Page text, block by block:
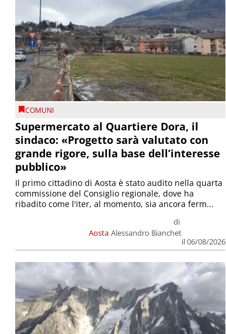
COMUNI
Supermercato al Quartiere Dora, il
sindaco: «Progetto sarà valutato con
grande rigore, sulla base dell’interesse
pubblico»
Aosta
di
Alessandro Bianchet
il 06/08/2026
Il primo cittadino di Aosta è stato audito nella quarta
commissione del Consiglio regionale, dove ha
ribadito come l'iter, al momento, sia ancora ferm...